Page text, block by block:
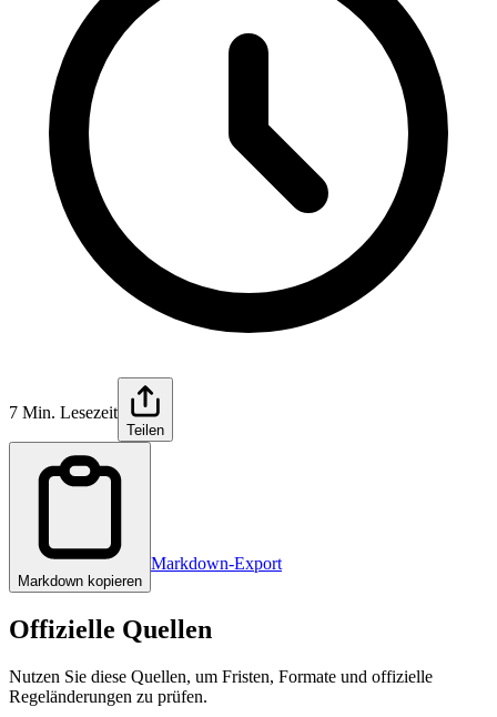
7 Min. Lesezeit
Teilen
Markdown kopieren
Markdown-Export
Offizielle Quellen
Nutzen Sie diese Quellen, um Fristen, Formate und offizielle
Regeländerungen zu prüfen.